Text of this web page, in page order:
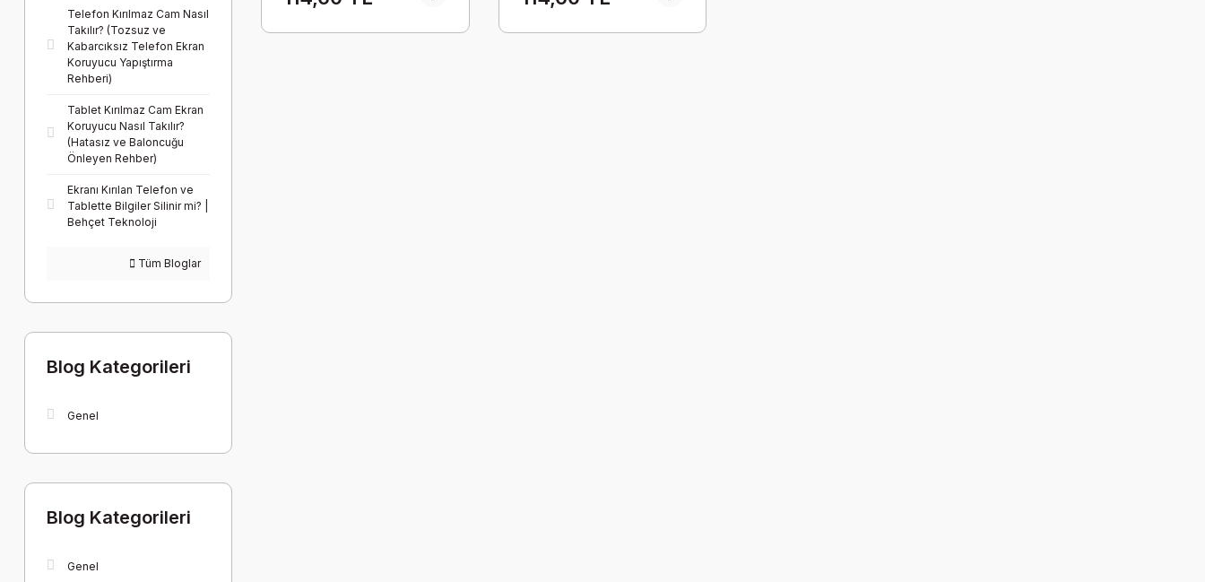
Telefon Kırılmaz Cam Nasıl
Takılır? (Tozsuz ve
Kabarcıksız Telefon Ekran
Koruyucu Yapıştırma
Rehberi)
Tablet Kırılmaz Cam Ekran
Koruyucu Nasıl Takılır?
(Hatasız ve Baloncuğu
Önleyen Rehber)
Ekranı Kırılan Telefon ve
Tablette Bilgiler Silinir mi? |
Behçet Teknoloji
Tüm Bloglar
Blog Kategorileri
Genel
Blog Kategorileri
Genel